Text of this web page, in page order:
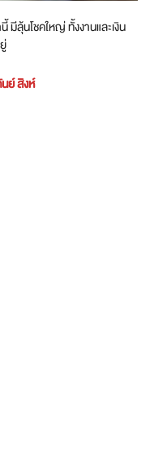
มีลุ้นโชคใหญ่ ทั้งงานและเงิน
ย์ สิงห์